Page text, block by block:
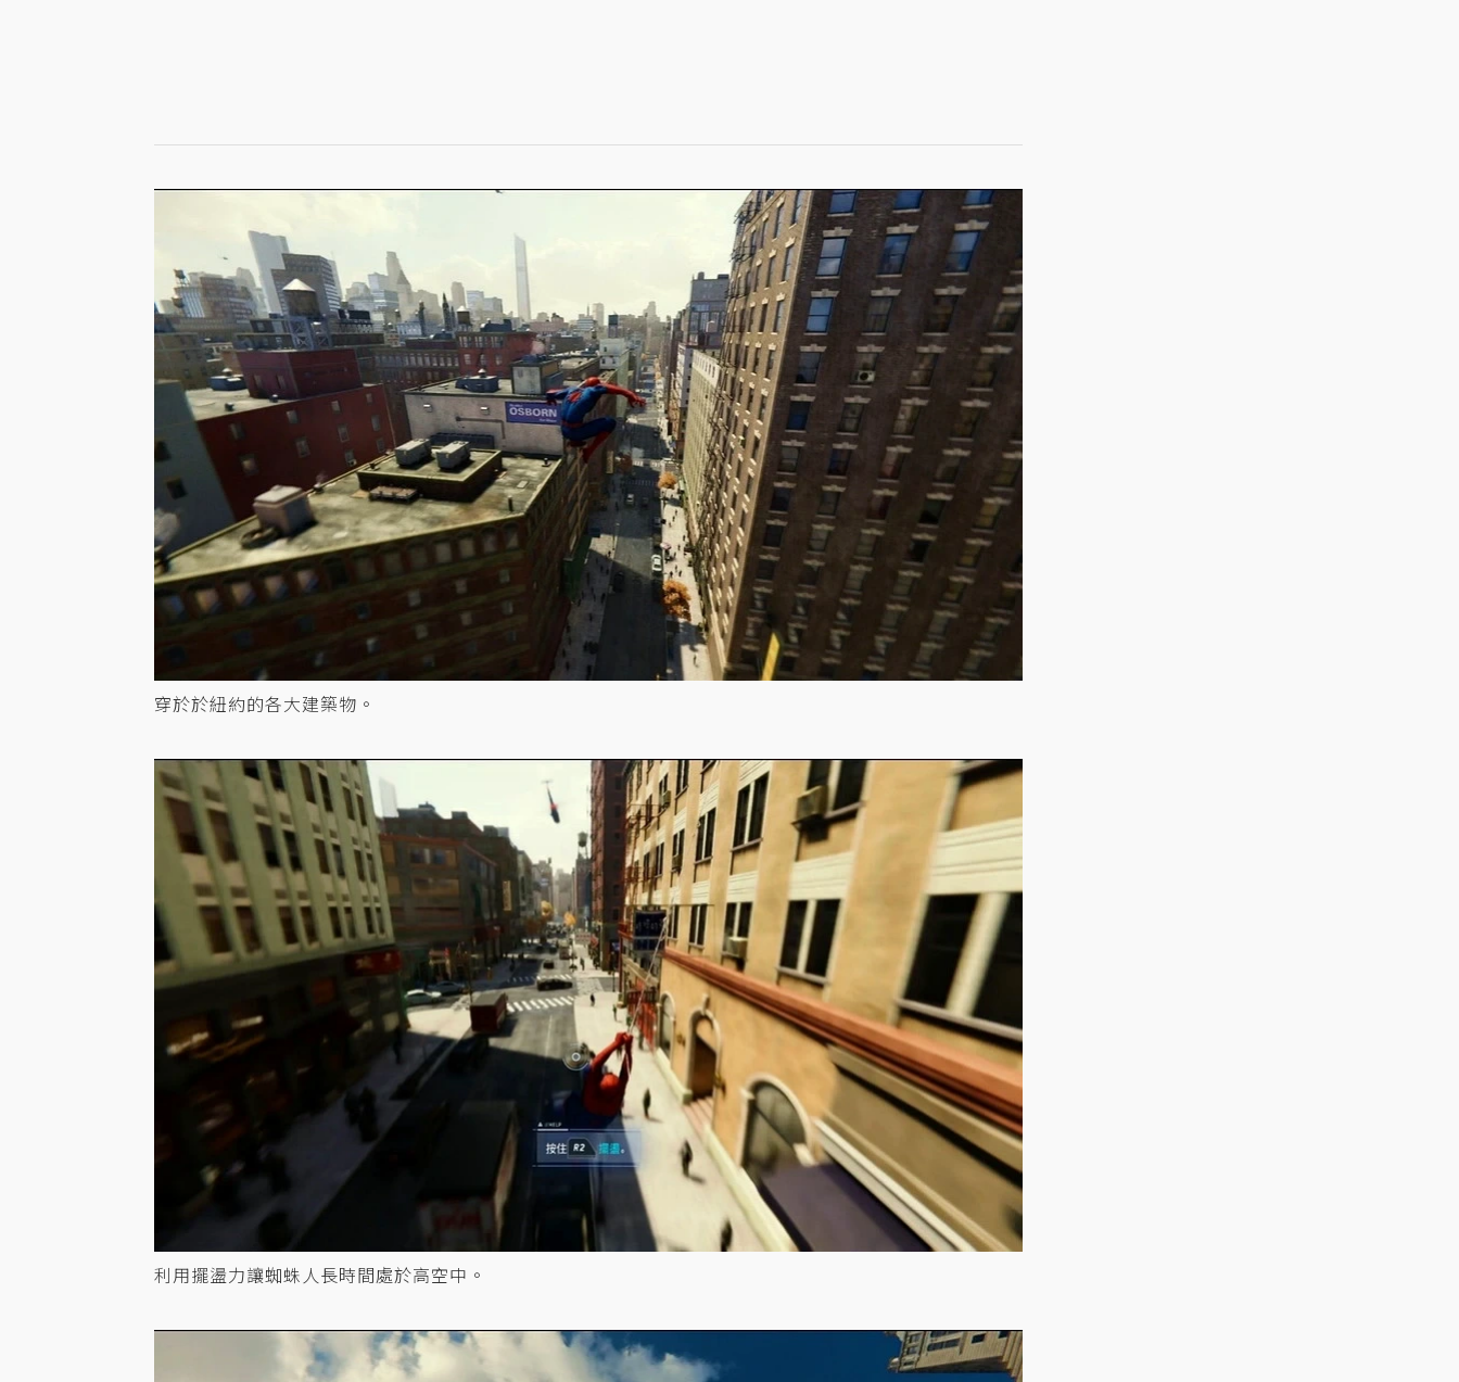
穿於於紐約的各大建築物。
利用擺盪力讓蜘蛛人長時間處於高空中。